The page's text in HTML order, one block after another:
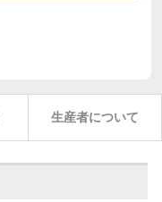
生産者について